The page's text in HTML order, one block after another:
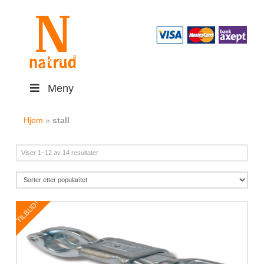
Meny
Hjem »stall
Viser 1–12 av 14 resultaterSortert
TILBUD!